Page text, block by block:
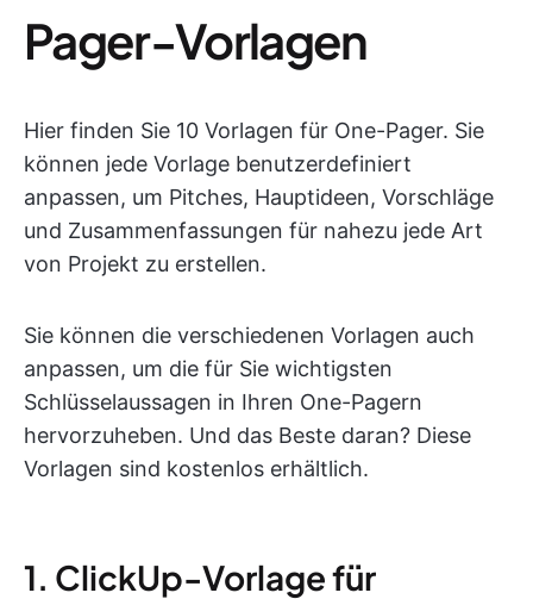
Pager-Vorlagen
Hier finden Sie 10 Vorlagen für One-Pager. Sie
können jede Vorlage benutzerdefiniert
anpassen, um Pitches, Hauptideen, Vorschläge
und Zusammenfassungen für nahezu jede Art
von Projekt zu erstellen.
Sie können die verschiedenen Vorlagen auch
anpassen, um die für Sie wichtigsten
Schlüsselaussagen in Ihren One-Pagern
hervorzuheben. Und das Beste daran? Diese
Vorlagen sind kostenlos erhältlich.
1. ClickUp-Vorlage für